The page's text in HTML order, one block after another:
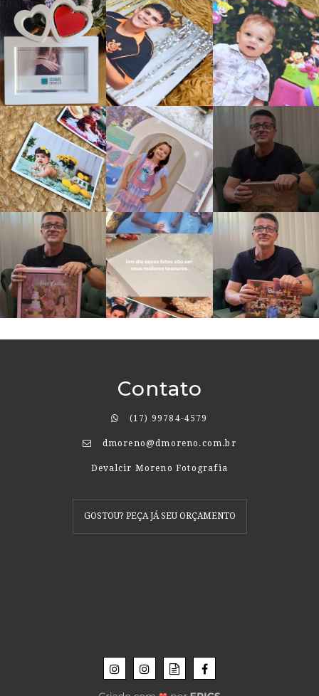
Contato
(17) 99784-4579
dmoreno@dmoreno.com.br
Devalcir Moreno Fotografia
GOSTOU? PEÇA JÁ SEU ORÇAMENTO